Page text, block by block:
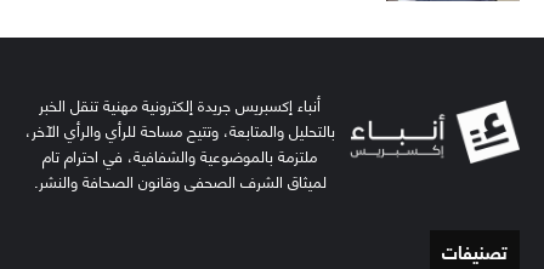
أنباء إكسبريس جريدة إلكترونية مهنية تنقل الخبر
بالتحليل والمتابعة، وتتيح مساحة للرأي والرأي الآخر،
ملتزمة بالموضوعية والشفافية، في احترام تام
لميثاق الشرف الصحفي وقانون الصحافة والنشر.
تصنيفات